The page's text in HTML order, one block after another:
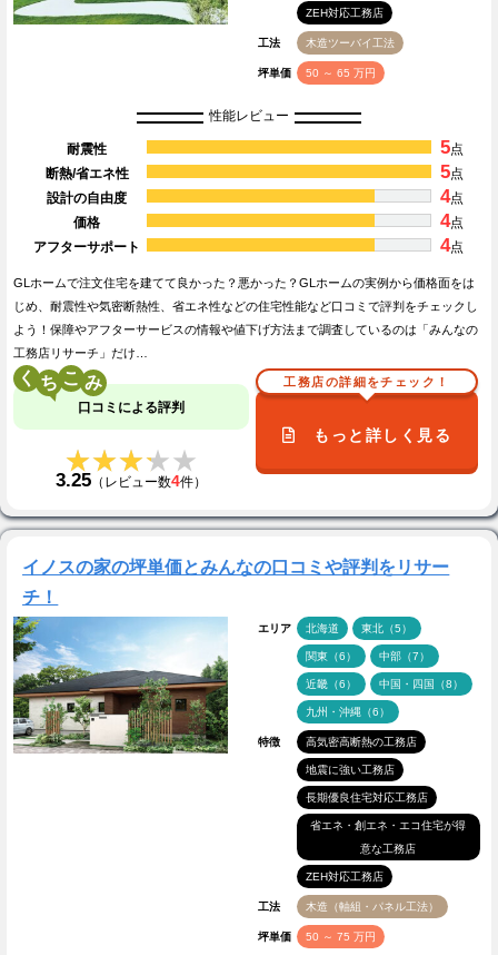
ZEH対応工務店
工法 木造ツーバイ工法
坪単価 50 ～ 65 万円
性能レビュー
耐震性 5点
断熱/省エネ性
5点
設計の自由度
4点
価格
4点
アフターサポート
4点
GLホームで注文住宅を建てて良かった？悪かった？GLホームの実例から価格面をは
じめ、耐震性や気密断熱性、省エネ性などの住宅性能など口コミで評判をチェックし
よう！保障やアフターサービスの情報や値下げ方法まで調査しているのは「みんなの
工務店リサーチ」だけ…
く こ
口コミによる評判
★★★★★
★★★★★
3.25 （レビュー数4件）
工務店の詳細をチェック！
もっと詳しく見る
イノスの家の坪単価とみんなの口コミや評判をリサー
チ！
エリア 北海道 東北（5）
関東（6） 中部（7）
近畿（6） 中国・四国（8）
九州・沖縄（6）
特徴 高気密高断熱の工務店
地震に強い工務店
長期優良住宅対応工務店
省エネ・創エネ・エコ住宅が得
意な工務店
ZEH対応工務店
工法 木造（軸組・パネル工法）
坪単価 50 ～ 75 万円